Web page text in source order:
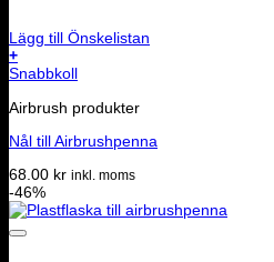
Lägg till Önskelistan
+
Den
produkten
flera
De
olika
alternativen
kan
Snabbkoll
Airbrush produkter
Nål till Airbrushpenna
68.00 kr inkl. moms
-46%